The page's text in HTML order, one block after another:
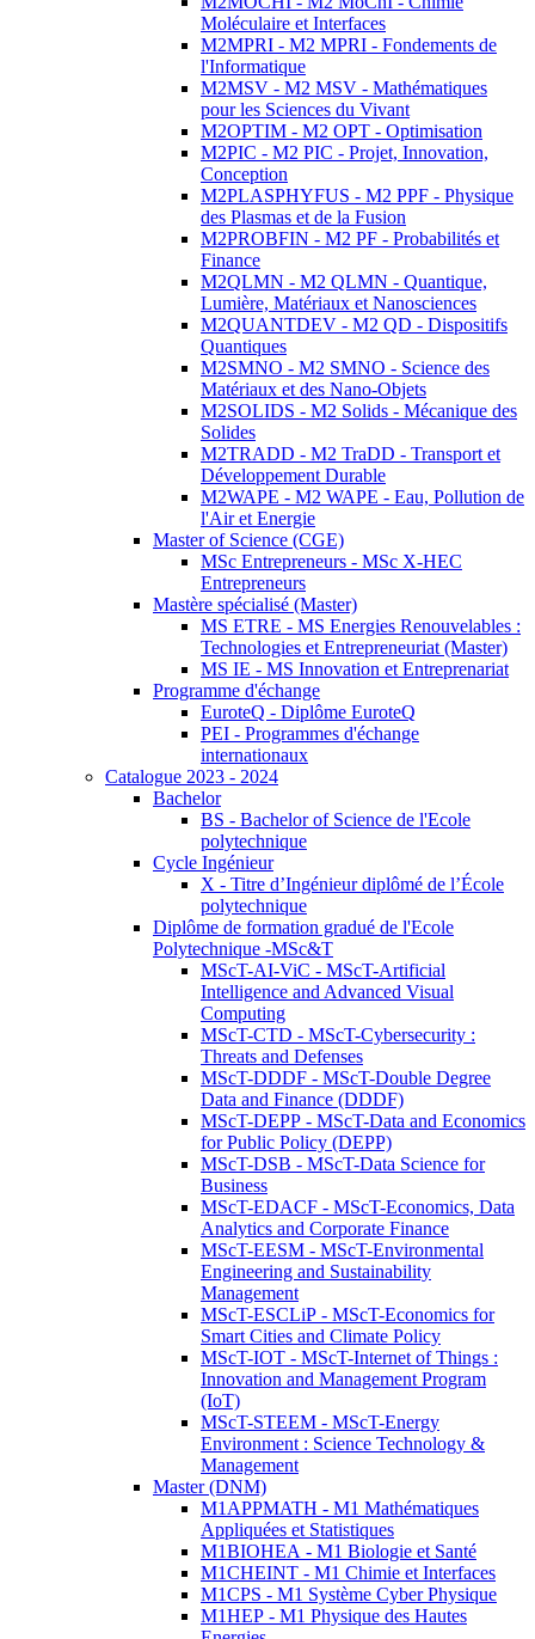
Moléculaire et Interfaces
M2MPRI - M2 MPRI - Fondements de
l'Informatique
M2MSV - M2 MSV - Mathématiques
pour les Sciences du Vivant
M2OPTIM - M2 OPT - Optimisation
M2PIC - M2 PIC - Projet, Innovation,
Conception
M2PLASPHYFUS - M2 PPF - Physique
des Plasmas et de la Fusion
M2PROBFIN - M2 PF - Probabilités et
Finance
M2QLMN - M2 QLMN - Quantique,
Lumière, Matériaux et Nanosciences
M2QUANTDEV - M2 QD - Dispositifs
Quantiques
M2SMNO - M2 SMNO - Science des
Matériaux et des Nano-Objets
M2SOLIDS - M2 Solids - Mécanique des
Solides
M2TRADD - M2 TraDD - Transport et
Développement Durable
M2WAPE - M2 WAPE - Eau, Pollution de
l'Air et Energie
Master of Science (CGE)
MSc Entrepreneurs - MSc X-HEC
Entrepreneurs
Mastère spécialisé (Master)
MS ETRE - MS Energies Renouvelables :
Technologies et Entrepreneuriat (Master)
MS IE - MS Innovation et Entreprenariat
Programme d'échange
EuroteQ - Diplôme EuroteQ
PEI - Programmes d'échange
internationaux
Catalogue 2023 - 2024
Bachelor
BS - Bachelor of Science de l'Ecole
polytechnique
Cycle Ingénieur
X - Titre d’Ingénieur diplômé de l’École
polytechnique
Diplôme de formation gradué de l'Ecole
Polytechnique -MSc&T
MScT-AI-ViC - MScT-Artificial
Intelligence and Advanced Visual
Computing
MScT-CTD - MScT-Cybersecurity :
Threats and Defenses
MScT-DDDF - MScT-Double Degree
Data and Finance (DDDF)
MScT-DEPP - MScT-Data and Economics
for Public Policy (DEPP)
MScT-DSB - MScT-Data Science for
Business
MScT-EDACF - MScT-Economics, Data
Analytics and Corporate Finance
MScT-EESM - MScT-Environmental
Engineering and Sustainability
Management
MScT-ESCLiP - MScT-Economics for
Smart Cities and Climate Policy
MScT-IOT - MScT-Internet of Things :
Innovation and Management Program
(IoT)
MScT-STEEM - MScT-Energy
Environment : Science Technology &
Management
Master (DNM)
M1APPMATH - M1 Mathématiques
Appliquées et Statistiques
M1BIOHEA - M1 Biologie et Santé
M1CHEINT - M1 Chimie et Interfaces
M1CPS - M1 Système Cyber Physique
M1HEP - M1 Physique des Hautes